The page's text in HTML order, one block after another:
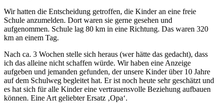
Wir hatten die Entscheidung getroffen, die Kinder an eine freie
Schule anzumelden. Dort waren sie gerne gesehen und
aufgenommen. Schule lag 80 km in eine Richtung. Das waren 320
km an einem Tag.
Nach ca. 3 Wochen stelle sich heraus (wer hätte das gedacht), dass
ich das alleine nicht schaffen würde. Wir haben eine Anzeige
aufgeben und jemanden gefunden, der unsere Kinder über 10 Jahre
auf dem Schulweg begleitet hat. Er ist noch heute sehr geschätzt und
es hat sich für alle Kinder eine vertrauensvolle Beziehung aufbauen
können. Eine Art geliebter Ersatz ‚Opa‘.